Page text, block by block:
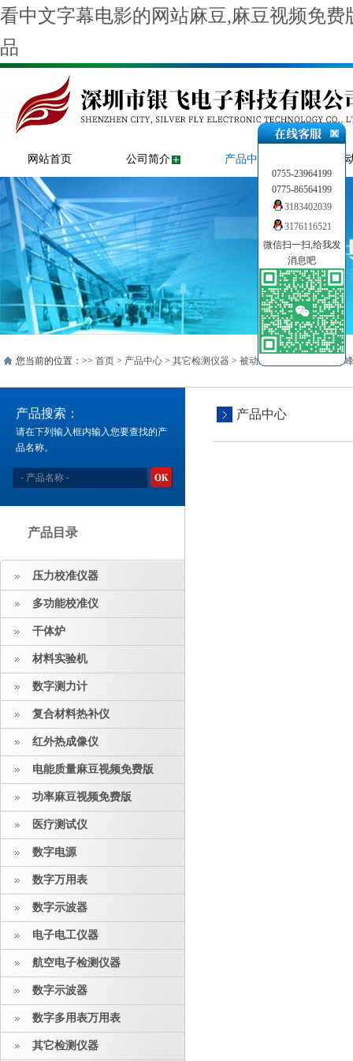
看中文字幕电影的网站麻豆,麻豆视频免
品
网站首页 公司简介 产品中心 新闻
您当前的位置：>> 首页 > 产品中心 > 其它检测仪器 > 被动元件分析 同惠脉冲
产品搜索：
请在下列输入框内输入您要查找的产
品名称。
产品目录
压力校准仪器
多功能校准仪
干体炉
材料实验机
数字测力计
复合材料热补仪
红外热成像仪
电能质量麻豆视频免费版
功率麻豆视频免费版
医疗测试仪
数字电源
数字万用表
数字示波器
电子电工仪器
航空电子检测仪器
数字示波器
数字多用表万用表
其它检测仪器
产品中心
0755-23964199
0775-86564199
3183402039
3176116521
微信扫一扫,给我发
消息吧